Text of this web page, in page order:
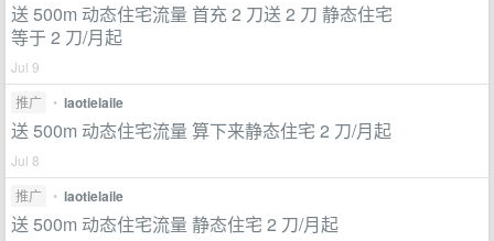
送 500m 动态住宅流量 首充 2 刀送 2 刀 静态住宅
等于 2 刀/月起
Jul 9
推广
• laotielaile
送 500m 动态住宅流量 算下来静态住宅 2 刀/月起
Jul 8
推广
• laotielaile
送 500m 动态住宅流量 静态住宅 2 刀/月起